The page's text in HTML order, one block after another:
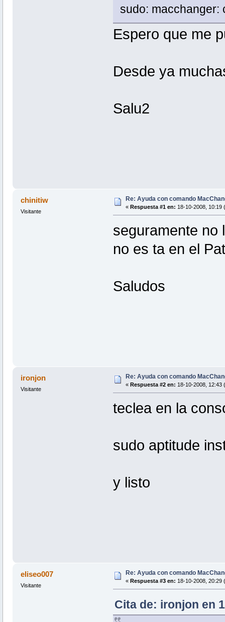
sudo: macchanger:
Espero que me
Desde ya
Salu2
chinitiw
Visitante
Re: Ayuda con comando
« Respuesta #1 en: 18-10-2008, 10:19
seguramente no
no es ta en el
Saludos
ironjon
Visitante
Re: Ayuda con comando
« Respuesta #2 en: 18-10-2008, 12:43
teclea en la
sudo aptitude
y listo
eliseo007
Visitante
Re: Ayuda con comando
« Respuesta #3 en: 18-10-2008, 20:29
Cita de: ironjon en